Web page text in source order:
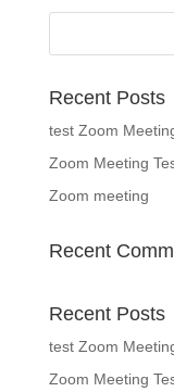
Recent Posts
test Zoom
Zoom Meeting
Zoom meeting
Recent
Recent Posts
test Zoom
Zoom Meeting